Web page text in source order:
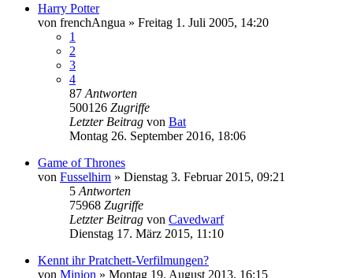
Harry Potter
von frenchAngua » Freitag 1. Juli 2005, 14:20
1
2
3
4
87 Antworten
500126 Zugriffe
Letzter Beitrag von Bat
Montag 26. September 2016, 18:06
Game of Thrones
von Fusselhirn » Dienstag 3. Februar 2015, 09:21
5 Antworten
75968 Zugriffe
Letzter Beitrag von Cavedwarf
Dienstag 17. März 2015, 11:10
Kennt ihr Pratchett-Verfilmungen?
von Minion » Montag 19. August 2013, 16:15